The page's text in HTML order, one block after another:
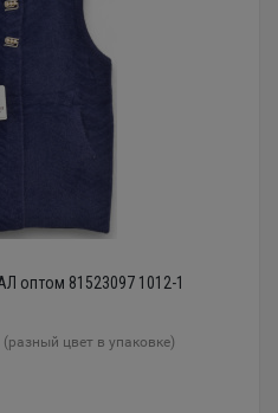
оптом 81523097 1012-1
цвет в упаковке)